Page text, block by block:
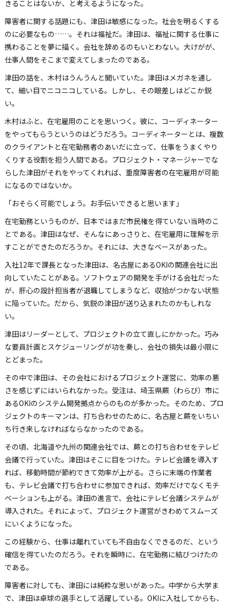
きることはないか、と考えるようになった。
障害者に関する話題にも、津田は敏感になった。社会を明るくする
のに必要なもの……。それは福祉だ。津田は、福祉に関する仕事に
携わることを夢に描く。会社を辞めるのもいとわない。大けがが、
仕事人間をそこまで変えてしまったのである。
津田の話を、木村はうんうんと聞いていた。津田はメガネを通し
て、細い目でニコニコしている。しかし、その眼差しはどこか鋭
い。
木村はふと、在宅雇用のことを思いつく。彼に、コーディネーター
をやってもらうというのはどうだろう。コーディネーターとは、複数
のクライアントと在宅勤務者のあいだに立って、仕事をうまくやり
くりする役割を担う人間である。プロジェクト・マネージャーでな
らした津田がそれをやってくれれば、重度障害者の在宅雇用が可能
になるのではないか。
「おそらく可能でしょう。お手伝いできると思います」
在宅勤務というものが、日本ではまだ市民権を得ていない当時のこ
とである。津田はなぜ、そんなにあっさりと、在宅雇用に理解を示
すことができたのだろうか。それには、大きなベースがあった。
入社12年で課長となった津田は、名古屋にあるOKIの関連会社に出
向していたことがある。ソフトウェアの開発を手がける会社だった
が、肝心の設計担当者が退職してしまうなど、収拾がつかない状態
に陥っていた。だから、気鋭の津田が送り込まれたのかもしれな
い。
津田はリーダーとして、プロジェクトの立て直しにかかった。巧み
な要員計画とスケジューリングが功を奏し、会社の損失は最小限に
とどまった。
その中で津田は、その会社におけるプロジェクト運営に、効率の悪
さを感じずにはいられなかった。受注は、埼玉県蕨（わらび）市に
あるOKIのシステム開発拠点からのものが多かった。そのため、プロ
ジェクトのキーマンは、打ち合わせのために、名古屋と蕨をいちい
ち行き来しなければならなかったのである。
その頃、北海道や九州の関連会社では、蕨との打ち合わせをテレビ
会議で行っていた。津田はそこに目をつけた。テレビ会議を導入す
れば、移動時間が節約できて効率が上がる。さらに末端の作業者
も、テレビ会議で打ち合わせに参加できれば、効率だけでなくモチ
ベーションも上がる。津田の進言で、会社にテレビ会議システムが
導入された。それによって、プロジェクト運営がきわめてスムーズ
にいくようになった。
この経験から、仕事は離れていても不自由なくできるのだ、という
確信を得ていたのだろう。それを瞬時に、在宅勤務に結びつけたの
である。
障害者に対しても、津田には純粋な思いがあった。中学から大学ま
で、津田は卓球の選手として活躍している。OKIに入社してからも、